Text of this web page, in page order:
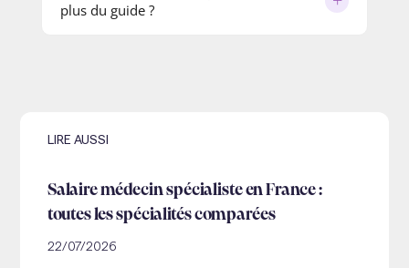
sans figurer parmi les premiers.
chaque année, parfois très tard. Le guide
plus du guide ?
formation, année préparatoire, ou coaching
conseiller est disponible sur demande.
LIRE AUSSI
Salaire médecin spécialiste en France :
toutes les spécialités comparées
22/07/2026